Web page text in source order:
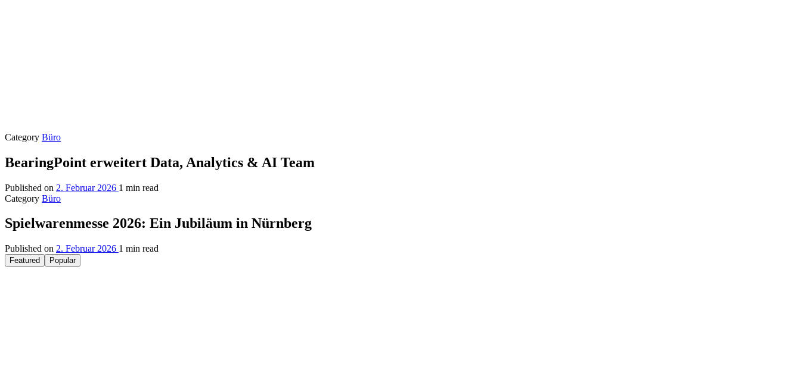
Category Büro
BearingPoint erweitert Data, Analytics & AI Team
Published on 2. Februar 2026 1 min read
Category Büro
Spielwarenmesse 2026: Ein Jubiläum in Nürnberg
Published on 2. Februar 2026 1 min read
Featured Popular